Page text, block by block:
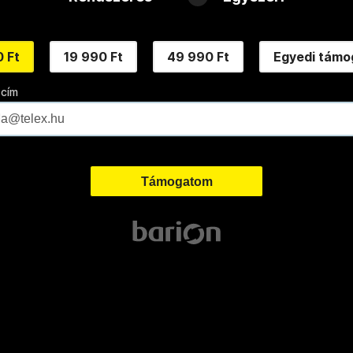
Ft 19 990 Ft 49 990 Ft Egyedi